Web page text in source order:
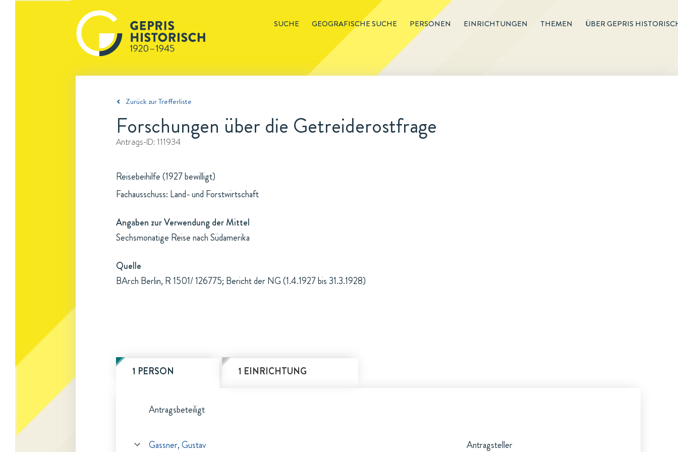
SUCHE GEOGRAFISCHE SUCHE PERSONEN EINRICHTUNGEN THEMEN ÜBER GEPRIS
Zurück zur Trefferliste
Forschungen über die Getreiderostfrage
Antrags-ID: 111934
Reisebeihilfe (1927 bewilligt)
Fachausschuss: Land- und Forstwirtschaft
Angaben zur Verwendung der Mittel
Sechsmonatige Reise nach Südamerika
Quelle
BArch Berlin, R 1501/ 126775; Bericht der NG (1.4.1927 bis 31.3.1928)
1 PERSON 1 EINRICHTUNG
Antragsbeteiligt
Gassner, Gustav Antragsteller